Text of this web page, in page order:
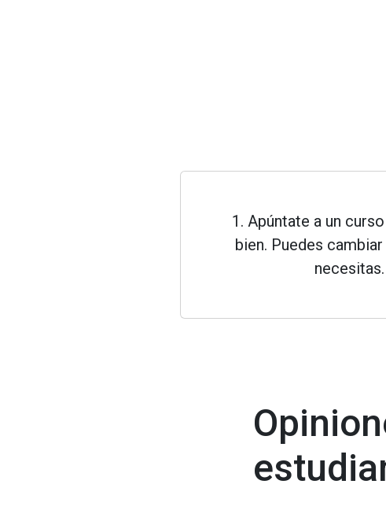
1. Apúntate a un
bien. Puedes
necesitas.